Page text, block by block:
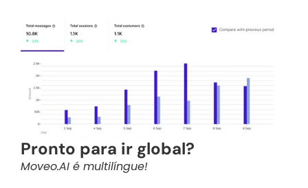
Pronto para ir global?
Moveo.AI é multilíngue!